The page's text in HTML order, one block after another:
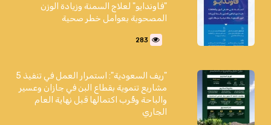
"فاوندايو" لعلاج السمنة وزيادة الوزن
المصحوبة بعوامل خطر صحية
283
"ريف السعودية": استمرار العمل في تنفيذ 5
مشاريع تنموية بقطاع البن في جازان وعسير
والباحة وقُرب اكتمالها قبل نهاية العام
الجاري